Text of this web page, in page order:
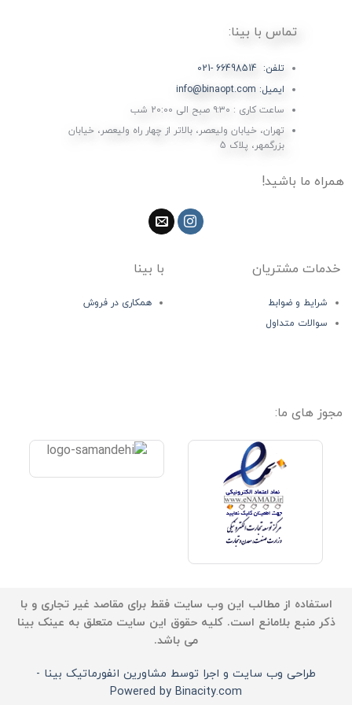
تماس با بینا:
تلفن: 66498514 -021
ایمیل: info@binaopt.com
ساعت کاری : ۹:۳۰ صبح الی 20:00 شب
تهران، خیابان ولیعصر، بالاتر از چهار راه ولیعصر، خیابان
بزرگمهر، پلاک 5
همراه ما باشید!
خدمات مشتریان
شرایط و ضوابط
سوالات متداول
با بینا
همکاری در فروش
مجوز های ما:
استفاده از مطالب این وب سایت فقط برای مقاصد غیر تجاری و با
ذکر منبع بلامانع است. کلیه حقوق این سایت متعلق به عینک بینا
می باشد.
طراحی وب سایت و اجرا توسط مشاورین انفورماتیک بینا -
Powered by Binacity.com